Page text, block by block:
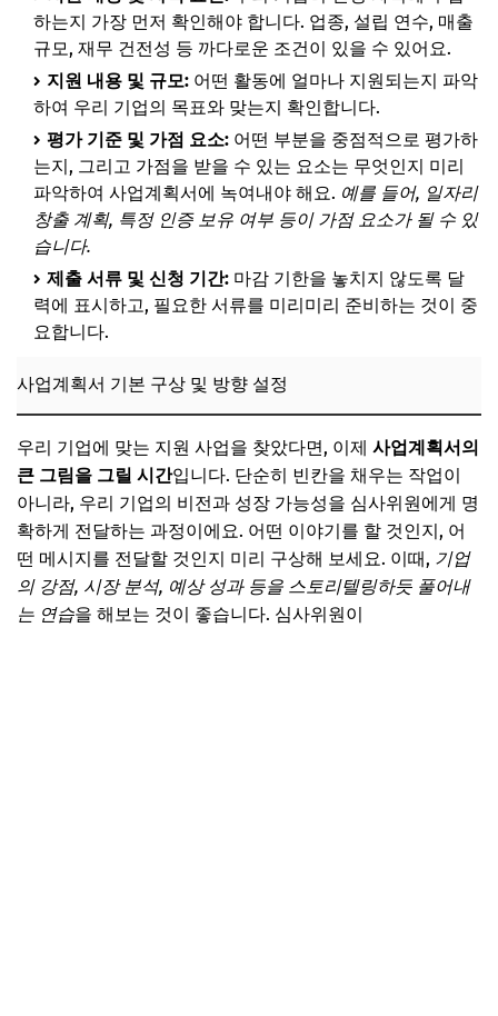
하는지 가장 먼저 확인해야 합니다. 업종, 설립 연수, 매출
규모, 재무 건전성 등 까다로운 조건이 있을 수 있어요.
지원 내용 및 규모: 어떤 활동에 얼마나 지원되는지 파악
하여 우리 기업의 목표와 맞는지 확인합니다.
평가 기준 및 가점 요소: 어떤 부분을 중점적으로 평가하
는지, 그리고 가점을 받을 수 있는 요소는 무엇인지 미리
파악하여 사업계획서에 녹여내야 해요. 예를 들어, 일자리
창출 계획, 특정 인증 보유 여부 등이 가점 요소가 될 수 있
습니다.
제출 서류 및 신청 기간: 마감 기한을 놓치지 않도록 달
력에 표시하고, 필요한 서류를 미리미리 준비하는 것이 중
요합니다.
사업계획서 기본 구상 및 방향 설정
우리 기업에 맞는 지원 사업을 찾았다면, 이제 사업계획서의
큰 그림을 그릴 시간입니다. 단순히 빈칸을 채우는 작업이
아니라, 우리 기업의 비전과 성장 가능성을 심사위원에게 명
확하게 전달하는 과정이에요. 어떤 이야기를 할 것인지, 어
떤 메시지를 전달할 것인지 미리 구상해 보세요. 이때, 기업
의 강점, 시장 분석, 예상 성과 등을 스토리텔링하듯 풀어내
는 연습을 해보는 것이 좋습니다. 심사위원이